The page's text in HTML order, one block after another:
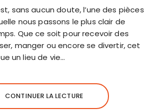
sans aucun doute, l’une des pièces
nous passons le plus clair de
Que ce soit pour recevoir des
manger ou encore se divertir, cet
un lieu de vie…
CONTINUER LA LECTURE